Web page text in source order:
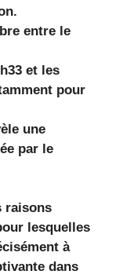
entre le
et les
pour
une
par le
raisons
lesquelles
à
dans